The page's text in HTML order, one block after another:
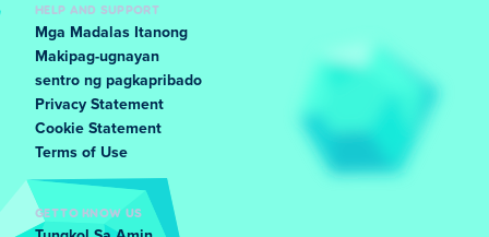
HELP AND SUPPORT
Mga Madalas Itanong
Makipag-ugnayan
sentro ng pagkapribado
Privacy Statement
Cookie Statement
Terms of Use
GET TO KNOW US